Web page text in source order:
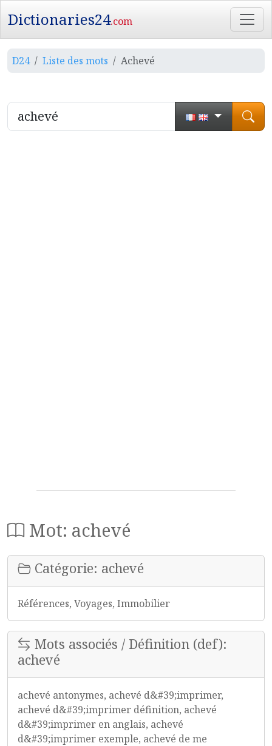
Dictionaries24.com
D24 Liste des mots Achevé
Mot: achevé
Catégorie: achevé
Références, Voyages, Immobilier
Mots associés / Définition (def):
achevé
achevé antonymes, achevé d&#39;imprimer,
achevé d&#39;imprimer définition, achevé
d&#39;imprimer en anglais, achevé
d&#39;imprimer exemple, achevé de me